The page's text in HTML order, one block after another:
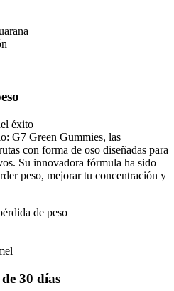
éxito
G7 Green Gummies, las
con forma de oso diseñadas para
Su innovadora fórmula ha sido
peso, mejorar tu concentración y
de peso
30 días